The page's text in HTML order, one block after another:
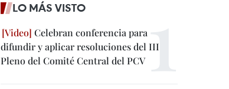
LO MÁS VISTO
Celebran conferencia para
difundir y aplicar resoluciones del III
Pleno del Comité Central del PCV